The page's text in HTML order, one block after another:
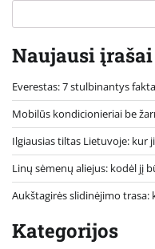
Naujausi įrašai
Everestas: 7 stulbinantys
Mobilūs kondicionieriai be
Ilgiausias tiltas Lietuvoje: kur
Linų sėmenų aliejus: kodėl jį
Aukštagirės slidinėjimo
Kategorijos